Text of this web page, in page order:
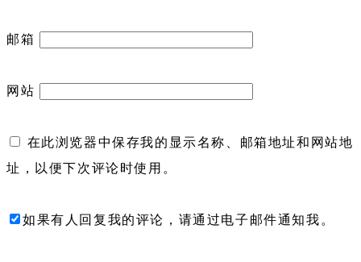
邮箱
网站
在此浏览器中保存我的显示名称、邮箱地址和网站地
址，以便下次评论时使用。
如果有人回复我的评论，请通过电子邮件通知我。